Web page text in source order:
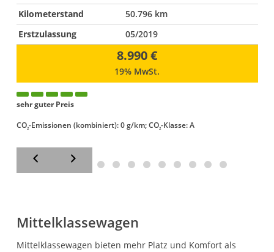
Kilometerstand
50.796 km
Erstzulassung
05/2019
8.990 €
19% MwSt.
sehr guter Preis
CO2-Emissionen (kombiniert):0 g/km;CO2-Klasse:A
Mittelklassewagen
Mittelklassewagen bieten mehr Platz und Komfort als